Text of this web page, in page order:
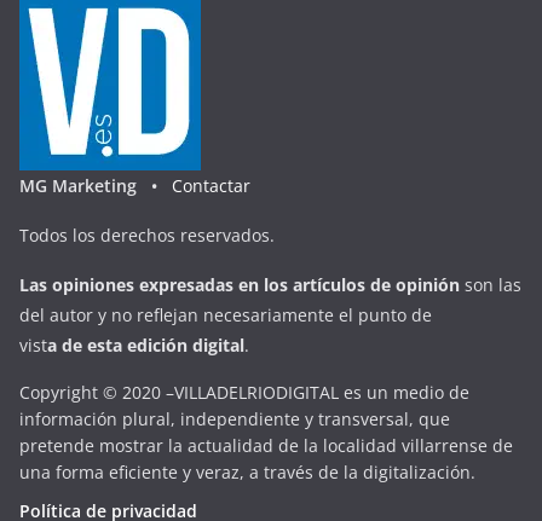
MG Marketing • Contactar
Todos los derechos reservados.
Las opiniones expresadas en los artículos de opinión son las
del autor y no reflejan necesariamente el punto de
vista de esta edición digital.
Copyright © 2020 –VILLADELRIODIGITAL es un medio de
información plural, independiente y transversal, que
pretende mostrar la actualidad de la localidad villarrense de
una forma eficiente y veraz, a través de la digitalización.
Política de privacidad